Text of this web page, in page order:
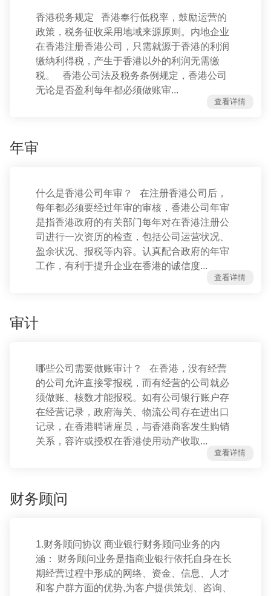
香港税务规定 香港奉行低税率，鼓励运营的
政策，税务征收采用地域来源原则。内地企业
在香港注册香港公司，只需就源于香港的利润
缴纳利得税，产生于香港以外的利润无需缴
税。 香港公司法及税务条例规定，香港公司
无论是否盈利每年都必须做账审...
查看详情
年审
什么是香港公司年审？ 在注册香港公司后，
每年都必须要经过年审的审核，香港公司年审
是指香港政府的有关部门每年对在香港注册公
司进行一次资历的检查，包括公司运营状况、
盈余状况、报税等内容。认真配合政府的年审
工作，有利于提升企业在香港的诚信度...
查看详情
审计
哪些公司需要做账审计？ 在香港，没有经营
的公司允许直接零报税，而有经营的公司就必
须做账、核数才能报税。如有公司银行账户存
在经营记录，政府海关、物流公司存在进出口
记录，在香港聘请雇员，与香港商客发生购销
关系，容许或授权在香港使用动产收取...
查看详情
财务顾问
1.财务顾问协议 商业银行财务顾问业务的内
涵： 财务顾问业务是指商业银行依托自身在长
期经营过程中形成的网络、资金、信息、人才
和客户群方面的优势,为客户提供策划、咨询、